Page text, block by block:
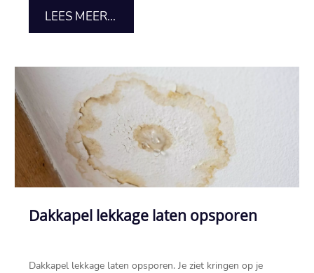
LEES MEER...
Dakkapel lekkage laten opsporen
Dakkapel lekkage laten opsporen.​ Je ziet kringen op je